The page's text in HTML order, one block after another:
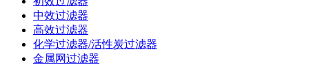
中效过滤器
高效过滤器
化学过滤器/活性炭过滤器
金属网过滤器